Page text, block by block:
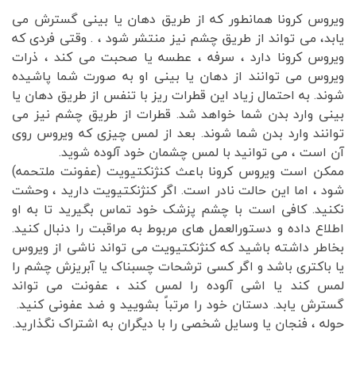
ویروس کرونا همانطور که از طریق دهان یا بینی گسترش می
یابد، می تواند از طریق چشم نیز منتشر شود ، . وقتی فردی که
ویروس کرونا دارد ، سرفه ، عطسه یا صحبت می کند ، ذرات
ویروس می توانند از دهان یا بینی او به صورت شما پاشیده
شوند. به احتمال زیاد این قطرات ریز با تنفس از طریق دهان یا
بینی وارد بدن شما خواهد شد. قطرات از طریق چشم نیز می
توانند وارد بدن شما شوند. بعد از لمس چیزی که ویروس روی
آن است ، می توانید با لمس چشمان خود آلوده شوید.
ممکن است ویروس کرونا باعث کنژنکتیویت (عفونت ملتحمه)
شود ، اما این حالت نادر است. اگر کنژنکتیویت دارید ، وحشت
نکنید. کافی است با چشم پزشک خود تماس بگیرید تا به او
اطلاع داده و دستورالعمل های مربوط به مراقبت را دنبال کنید.
بخاطر داشته باشید که کنژنکتیویت می تواند ناشی از ویروس
یا باکتری باشد و اگر کسی ترشحات چسبناک یا آبریزش چشم را
لمس کند یا اشی آلوده را لمس کند ، عفونت می تواند
گسترش یابد. دستان خود را مرتباً بشویید و ضد عفونی کنید.
حوله ، فنجان یا وسایل شخصی را با دیگران به اشتراک نگذارید.